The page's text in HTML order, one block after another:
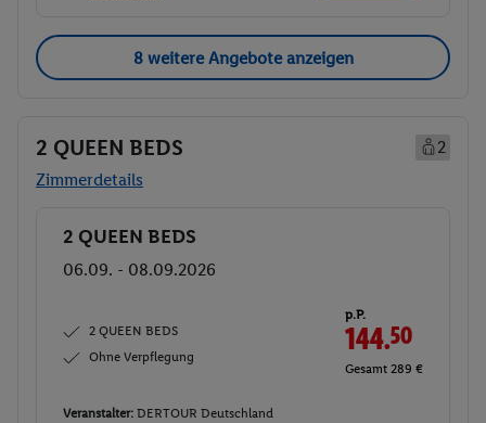
8 weitere Angebote anzeigen
2 QUEEN BEDS
2
Zimmerdetails
Buchen
2 QUEEN BEDS
06.09. - 08.09.2026
2 QUEEN BEDS
Ohne Verpflegung
p.P.
144.50
Gesamt 289 €
Veranstalter: DERTOUR Deutschland